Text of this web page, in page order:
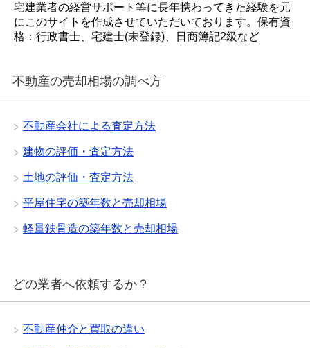
宅建業者の経営サポート等に長年携わってきた経験を元
にこのサイトを作成させていただいております。保有資
格：行政書士、宅建士(未登録)、日商簿記2級など
不動産の売却相場の調べ方
不動産会社による査定方法
建物の評価・査定方法
土地の評価・査定方法
平屋住宅の築年数と売却相場
軽量鉄骨造の築年数と売却相場
どの業者へ依頼するか？
不動産仲介と買取の違い